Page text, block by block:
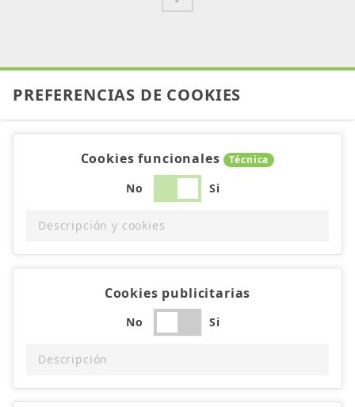
PREFERENCIAS DE COOKIES
Cookies funcionales Técnica
No Si
Descripción y cookies
Cookies publicitarias
No Si
Descripción